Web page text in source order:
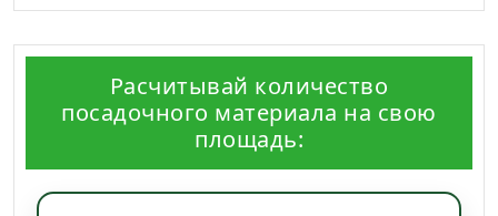
Расчитывай количество
посадочного материала на свою
площадь: